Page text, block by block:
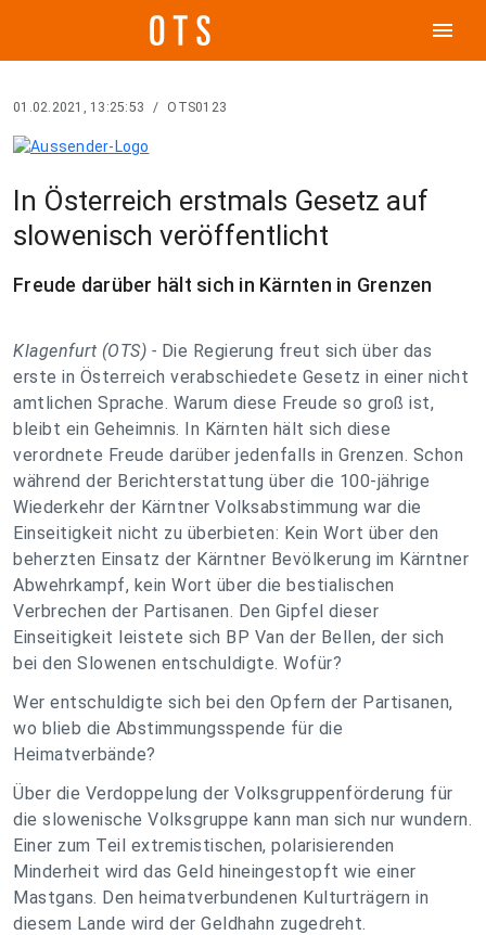
menu
01.02.2021, 13:25:53 / OTS0123
In Österreich erstmals Gesetz auf
slowenisch veröffentlicht
Freude darüber hält sich in Kärnten in Grenzen
Klagenfurt (OTS) - Die Regierung freut sich über das
erste in Österreich verabschiedete Gesetz in einer nicht
amtlichen Sprache. Warum diese Freude so groß ist,
bleibt ein Geheimnis. In Kärnten hält sich diese
verordnete Freude darüber jedenfalls in Grenzen. Schon
während der Berichterstattung über die 100-jährige
Wiederkehr der Kärntner Volksabstimmung war die
Einseitigkeit nicht zu überbieten: Kein Wort über den
beherzten Einsatz der Kärntner Bevölkerung im Kärntner
Abwehrkampf, kein Wort über die bestialischen
Verbrechen der Partisanen. Den Gipfel dieser
Einseitigkeit leistete sich BP Van der Bellen, der sich
bei den Slowenen entschuldigte. Wofür?
Wer entschuldigte sich bei den Opfern der Partisanen,
wo blieb die Abstimmungsspende für die
Heimatverbände?
Über die Verdoppelung der Volksgruppenförderung für
die slowenische Volksgruppe kann man sich nur wundern.
Einer zum Teil extremistischen, polarisierenden
Minderheit wird das Geld hineingestopft wie einer
Mastgans. Den heimatverbundenen Kulturträgern in
diesem Lande wird der Geldhahn zugedreht.